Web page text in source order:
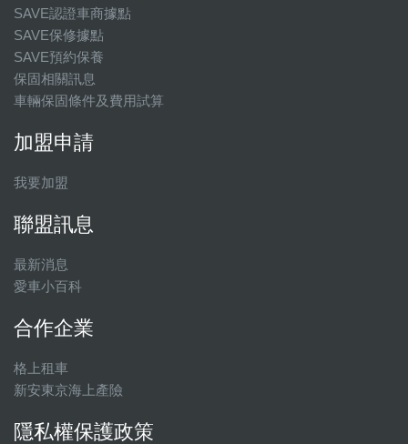
SAVE認證車商據點
SAVE保修據點
SAVE預約保養
保固相關訊息
車輛保固條件及費用試算
加盟申請
我要加盟
聯盟訊息
最新消息
愛車小百科
合作企業
格上租車
新安東京海上產險
隱私權保護政策